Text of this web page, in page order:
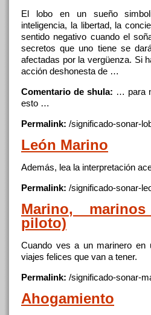
El loboen unsueño
inteligencia, la libertad, la
sentido negativo cuandoel
secretos que uno tiene se
afectadas por la vergüenza. Si
acción deshonesta de …
Comentario de shula: … para
esto …
Permalink: /significado-sonar-
León Marino
Además, lea la interpretación
Permalink: /significado-sonar-
Marino,
piloto)
Cuando ves a unmarinero en
viajes felices que van a tener.
Permalink: /significado-sonar-
Ahogamiento